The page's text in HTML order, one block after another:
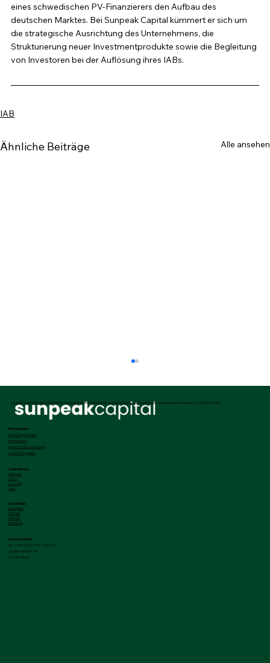
eines schwedischen PV-Finanzierers den Aufbau des
deutschen Marktes. Bei Sunpeak Capital kümmert er sich um
die strategische Ausrichtung des Unternehmens, die
Strukturierung neuer Investmentprodukte sowie die Begleitung
von Investoren bei der Auflösung ihres IABs.
IAB
Ähnliche Beiträge Alle ansehen
Sunpeak Capital ist dein Anbieter für steueroptimierte Photovoltaik und Batteriespeicher Direktinvestments in Deutschland nach § 7g EStG (IAB)
Ressourcen
Beratung buchen
Impressum
Datenschutzerklärung
Unser Ratgeber
Unternehmen
Über uns
Vision
Konzept
Jobs
Social Media
Instagram
Youtube
LinkedIn
Facebook
Kontaktdaten
Tel. +49 (0) 30 / 921 081 76
Schliemannstr. 33
10437 Berlin